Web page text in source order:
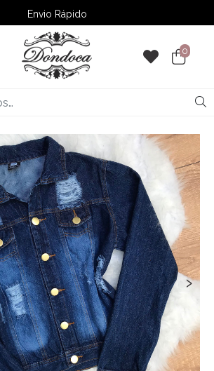
Envio Rápido
➚ Ofertas– Até 60% OFF
0
›